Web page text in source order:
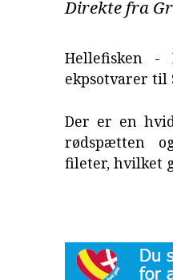
Direkte fra
Hellefisken -
ekpsotvarer til
Der er en
rødspætten
fileter, hvilket